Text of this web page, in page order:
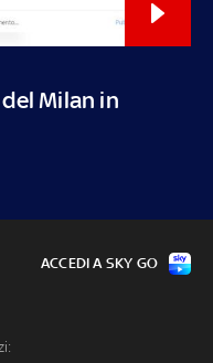
Milan in
ACCEDI A SKY GO